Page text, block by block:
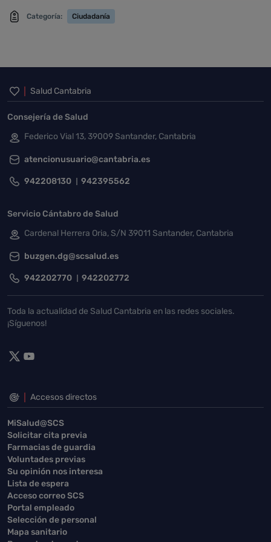
Categoría: Ciudadanía
Inicio del pie de página
Salud Cantabria
Consejería de Salud
Federico Vial 13, 39009 Santander, Cantabria
atencionusuario@cantabria.es
942208130 942395562
Servicio Cántabro de Salud
Cardenal Herrera Oria, S/N 39011 Santander, Cantabria
buzgen.dg@scsalud.es
942202770 942202772
Toda la actualidad de Salud Cantabria en las redes sociales.
¡Síguenos!
Accesos directos
MiSalud@SCS
Solicitar cita previa
Farmacias de guardia
Voluntades previas
Su opinión nos interesa
Lista de espera
Acceso correo SCS
Portal empleado
Selección de personal
Mapa sanitario